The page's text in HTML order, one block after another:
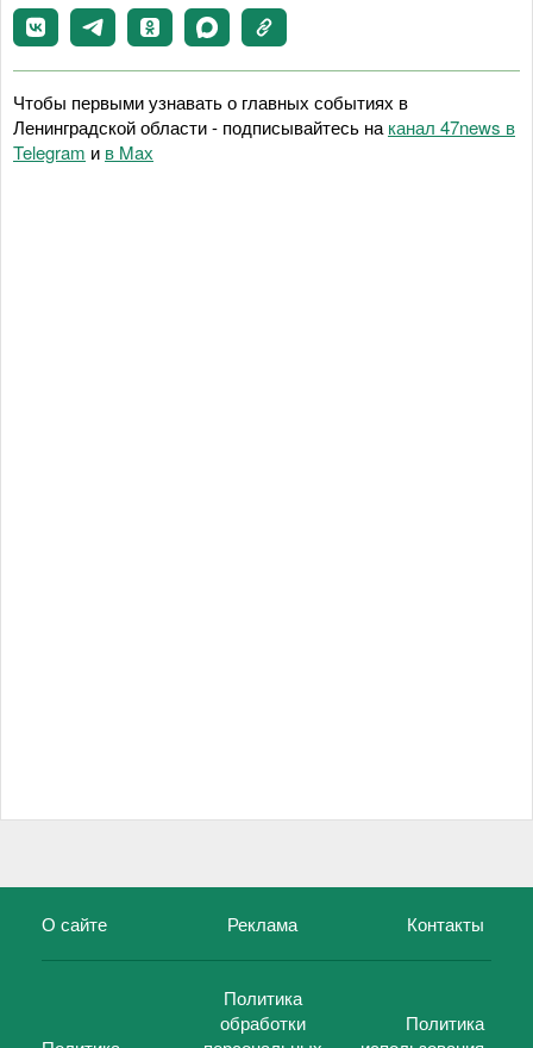
Чтобы первыми узнавать о главных событиях в
Ленинградской области - подписывайтесь на канал 47news в
Telegram и в Maх
О сайте Реклама Контакты
Политика
обработки
Политика